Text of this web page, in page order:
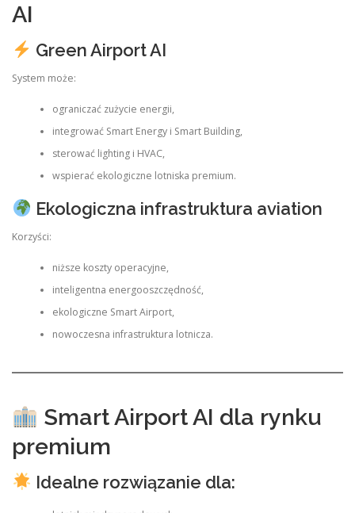
AI
Green Airport AI
System może:
ograniczać zużycie energii,
integrować Smart Energy i Smart Building,
sterować lighting i HVAC,
wspierać ekologiczne lotniska premium.
Ekologiczna infrastruktura aviation
Korzyści:
niższe koszty operacyjne,
inteligentna energooszczędność,
ekologiczne Smart Airport,
nowoczesna infrastruktura lotnicza.
Smart Airport AI dla rynku
premium
Idealne rozwiązanie dla: